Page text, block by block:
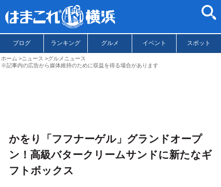
ブログ ランキング グルメ イベント スポット
ホーム ニュース
グルメニュース
※記事内の広告から媒体維持のために収益を得る場合があります
かをり「フフナーゲル」グランドオープ
ン！高級バタークリームサンドに新たなギ
フトボックス